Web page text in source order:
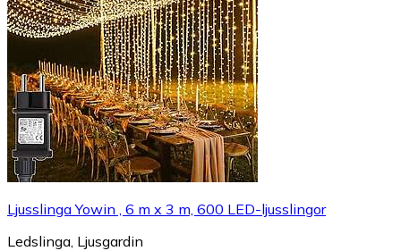
Ljusslinga Yowin , 6 m x 3 m, 600 LED-ljusslingor
Ledslinga, Ljusgardin